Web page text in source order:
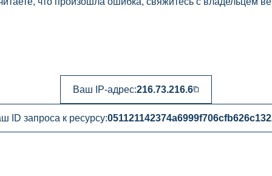
Ваш IP-адрес:216.73.216.6
ID запроса к ресурсу: